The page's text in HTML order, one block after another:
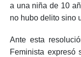
a una niña de 10
no hubo delito sino
Ante esta
Feminista expresó